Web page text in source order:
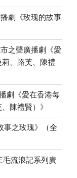
劇《玫瑰的故事
之聲廣播劇《愛
、路芙、陳禮
劇《愛在香港每
陳禮賢） 》
事之玫瑰》（全
毛流浪記系列廣